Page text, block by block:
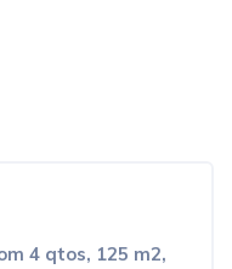
4 qtos, 125 m2,